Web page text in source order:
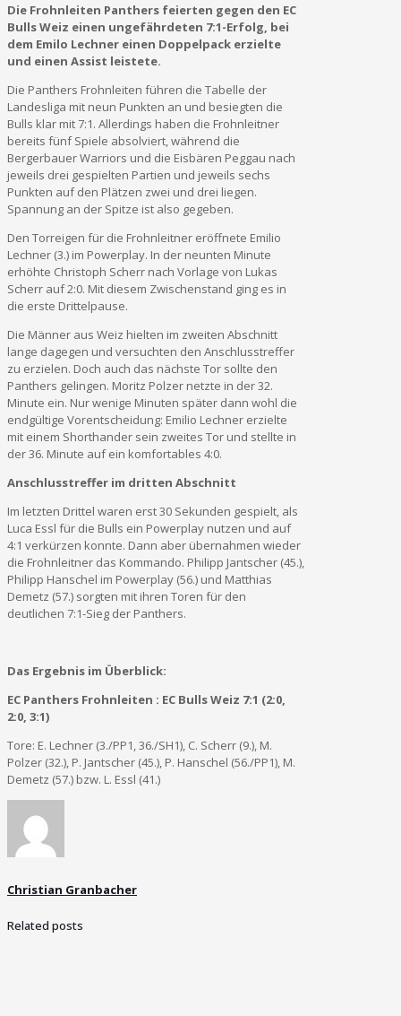
Die Frohnleiten Panthers feierten gegen den EC
Bulls Weiz einen ungefährdeten 7:1-Erfolg, bei
dem Emilo Lechner einen Doppelpack erzielte
und einen Assist leistete.
Die Panthers Frohnleiten führen die Tabelle der
Landesliga mit neun Punkten an und besiegten die
Bulls klar mit 7:1. Allerdings haben die Frohnleitner
bereits fünf Spiele absolviert, während die
Bergerbauer Warriors und die Eisbären Peggau nach
jeweils drei gespielten Partien und jeweils sechs
Punkten auf den Plätzen zwei und drei liegen.
Spannung an der Spitze ist also gegeben.
Den Torreigen für die Frohnleitner eröffnete Emilio
Lechner (3.) im Powerplay. In der neunten Minute
erhöhte Christoph Scherr nach Vorlage von Lukas
Scherr auf 2:0. Mit diesem Zwischenstand ging es in
die erste Drittelpause.
Die Männer aus Weiz hielten im zweiten Abschnitt
lange dagegen und versuchten den Anschlusstreffer
zu erzielen. Doch auch das nächste Tor sollte den
Panthers gelingen. Moritz Polzer netzte in der 32.
Minute ein. Nur wenige Minuten später dann wohl die
endgültige Vorentscheidung: Emilio Lechner erzielte
mit einem Shorthander sein zweites Tor und stellte in
der 36. Minute auf ein komfortables 4:0.
Anschlusstreffer im dritten Abschnitt
Im letzten Drittel waren erst 30 Sekunden gespielt, als
Luca Essl für die Bulls ein Powerplay nutzen und auf
4:1 verkürzen konnte. Dann aber übernahmen wieder
die Frohnleitner das Kommando. Philipp Jantscher (45.),
Philipp Hanschel im Powerplay (56.) und Matthias
Demetz (57.) sorgten mit ihren Toren für den
deutlichen 7:1-Sieg der Panthers.
Das Ergebnis im Überblick:
EC Panthers Frohnleiten : EC Bulls Weiz 7:1 (2:0,
2:0, 3:1)
Tore: E. Lechner (3./PP1, 36./SH1), C. Scherr (9.), M.
Polzer (32.), P. Jantscher (45.), P. Hanschel (56./PP1), M.
Demetz (57.) bzw. L. Essl (41.)
Christian Granbacher
Related posts